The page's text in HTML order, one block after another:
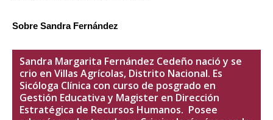
Sobre Sandra Fernández
Sandra Margarita Fernández Cedeño nació y se
crio en Villas Agrícolas, Distrito Nacional. Es
Sicóloga Clínica con curso de posgrado en
Gestión Educativa y Magister en Dirección
Estratégica de Recursos Humanos. Posee